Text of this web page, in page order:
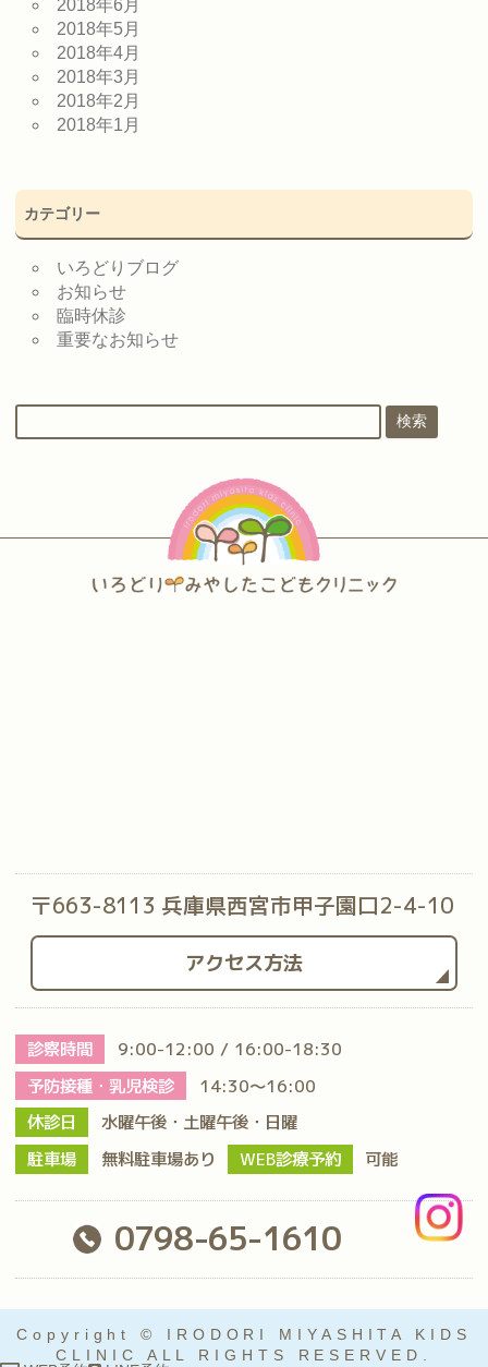
2018年6月
2018年5月
2018年4月
2018年3月
2018年2月
2018年1月
カテゴリー
いろどりブログ
お知らせ
臨時休診
重要なお知らせ
〒663-8113 兵庫県西宮市甲子園口2-4-10
アクセス方法
診察時間
9:00-12:00 / 16:00-18:30
予防接種・乳児検診
14:30～16:00
休診日
水曜午後・土曜午後・日曜
駐車場
無料駐車場あり WEB診療予約 可能
0798-65-1610
Copyright © IRODORI MIYASHITA KIDS
CLINIC ALL RIGHTS RESERVED.